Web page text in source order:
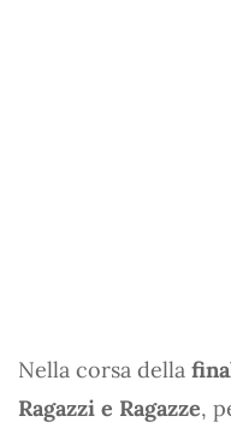
Nella corsa della
Ragazzi e Ragazze,